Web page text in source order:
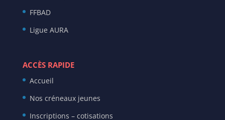
FFBAD
Ligue AURA
ACCÈS RAPIDE
Accueil
Nos créneaux jeunes
Inscriptions – cotisations